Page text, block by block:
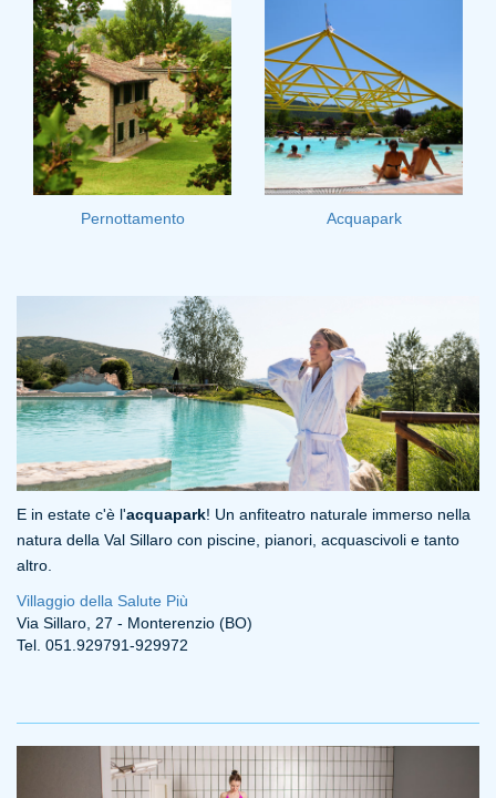
Pernottamento Acquapark
E in estate c'è l'acquapark! Un anfiteatro naturale immerso nella
natura della Val Sillaro con piscine, pianori, acquascivoli e tanto
altro.
Villaggio della Salute Più
Via Sillaro, 27 - Monterenzio (BO)
Tel. 051.929791-929972